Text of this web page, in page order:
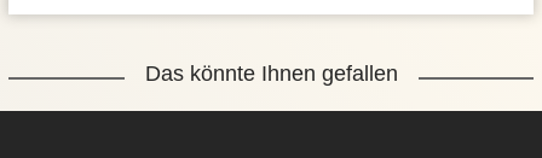
Das könnte Ihnen gefallen